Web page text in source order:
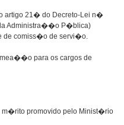
artigo 21� do Decreto-Lei n�
Administra��o P�blica)
de comiss�o de servi�o.
para os cargos de
m�rito promovido pelo Minist�rio